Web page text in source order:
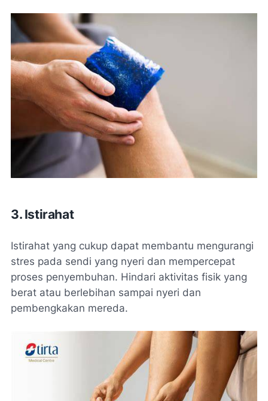
3. Istirahat
Istirahat yang cukup dapat membantu mengurangi
stres pada sendi yang nyeri dan mempercepat
proses penyembuhan. Hindari aktivitas fisik yang
berat atau berlebihan sampai nyeri dan
pembengkakan mereda.